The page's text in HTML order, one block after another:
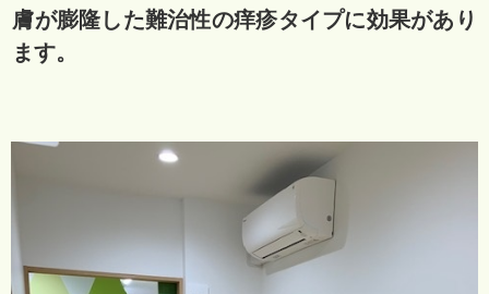
膚が膨隆した難治性の痒疹タイプに効果があり
ます。